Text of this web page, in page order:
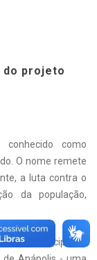
do projeto
conhecido como
O nome remete
a luta contra o
da população,
participa do